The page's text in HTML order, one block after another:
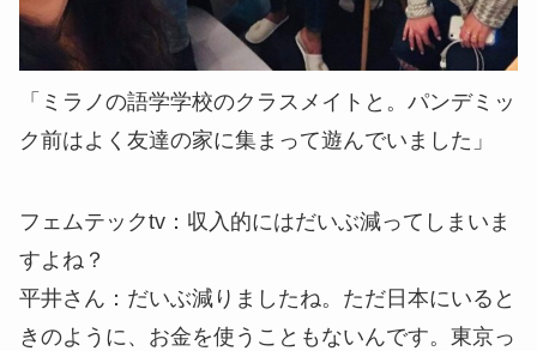
「ミラノの語学学校のクラスメイトと。パンデミッ
ク前はよく友達の家に集まって遊んでいました」
フェムテックtv： 収入的にはだいぶ減ってしまいま
すよね？
平井さん： だいぶ減りましたね。ただ日本にいると
きのように、お金を使うこともないんです。東京っ